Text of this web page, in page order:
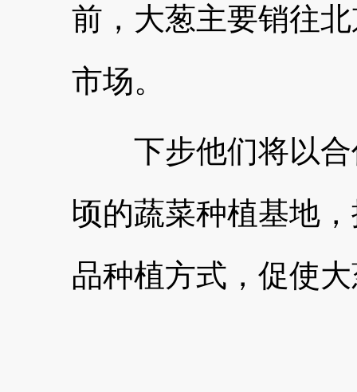
前，大葱主要销往
市场。
下步他们将以合
顷的蔬菜种植基地
品种植方式，促使